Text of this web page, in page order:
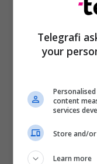
Telegrafi
your
content
services
Store and/
Learn more